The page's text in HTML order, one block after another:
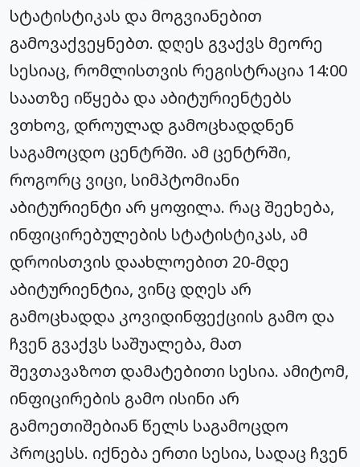
სტატისტიკას და მოგვიანებით
გამოვაქვეყნებთ. დღეს გვაქვს მეორე
სესიაც, რომლისთვის რეგისტრაცია 14:00
საათზე იწყება და აბიტურიენტებს
ვთხოვ, დროულად გამოცხადდნენ
საგამოცდო ცენტრში. ამ ცენტრში,
როგორც ვიცი, სიმპტომიანი
აბიტურიენტი არ ყოფილა. რაც შეეხება,
ინფიცირებულების სტატისტიკას, ამ
დროისთვის დაახლოებით 20-მდე
აბიტურიენტია, ვინც დღეს არ
გამოცხადდა კოვიდინფექციის გამო და
ჩვენ გვაქვს საშუალება, მათ
შევთავაზოთ დამატებითი სესია. ამიტომ,
ინფიცირების გამო ისინი არ
გამოეთიშებიან წელს საგამოცდო
პროცესს. იქნება ერთი სესია, სადაც ჩვენ